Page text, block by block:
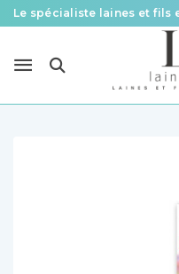
Le spécialiste laines et fils
Livraison offerte à partir de